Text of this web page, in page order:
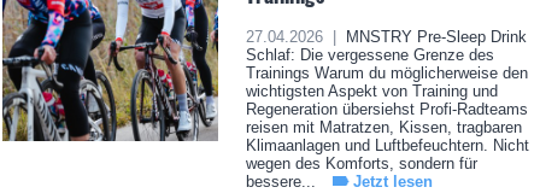
27.04.2026 |
MNSTRY Pre-Sleep Drink
Schlaf: Die vergessene Grenze des
Trainings Warum du möglicherweise den
wichtigsten Aspekt von Training und
Regeneration übersiehst Profi-Radteams
reisen mit Matratzen, Kissen, tragbaren
Klimaanlagen und Luftbefeuchtern. Nicht
wegen des Komforts, sondern für
bessere...
Jetzt lesen